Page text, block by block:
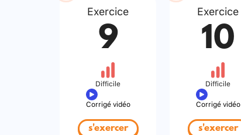
Exercice
9
Difficile
Corrigé vidéo
s'exercer
Exercice
10
Difficile
Corrigé vidéo
s'exercer